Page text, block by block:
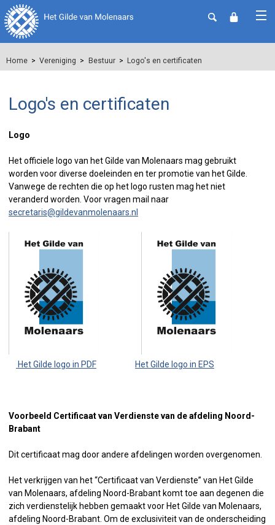
Home Vereniging Bestuur Logo's en certificaten
Logo's en certificaten
Logo
Het officiele logo van het Gilde van Molenaars mag gebruikt
worden voor diverse doeleinden en ter promotie van het Gilde.
Vanwege de rechten die op het logo rusten mag het niet
veranderd worden. Voor vragen mail naar
secretaris@gildevanmolenaars.nl
Het Gilde logo in PDF Het Gilde logo in EPS
Voorbeeld Certificaat van Verdienste van de afdeling Noord-
Brabant
Dit certificaat mag door andere afdelingen worden overgenomen.
Het verkrijgen van het “Certificaat van Verdienste” van Het Gilde
van Molenaars, afdeling Noord-Brabant komt toe aan degenen die
zich verdienstelijk hebben gemaakt voor Het Gilde van Molenaars,
afdeling Noord-Brabant. Om de exclusiviteit van de onderscheiding